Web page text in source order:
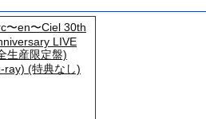
〜en〜Ciel 30th
LIVE
生産限定盤)
ray) (特典なし)